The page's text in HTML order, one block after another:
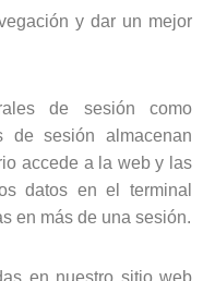
y dar un mejor
de sesión como
de sesión almacenan
accede a la web y las
datos en el terminal
en más de una sesión.
en nuestro sitio web